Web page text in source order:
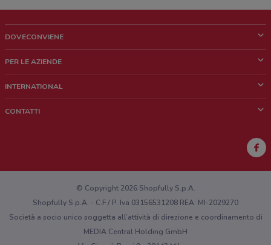
DOVECONVIENE
Chi siamo
Lavora con noi
PER LE AZIENDE
Richieste commerciali e marketing
INTERNATIONAL
CONTATTI
Hai un malfunzionamento sul web o sull'app?
© Copyright 2026 Shopfully S.p.A.
Shopfully S.p.A. - C.F / P. Iva 03156531208 REA: MI-2029270
Società a socio unico soggetta all’attività di direzione e coordinamento di
MEDIA Central Holding GmbH